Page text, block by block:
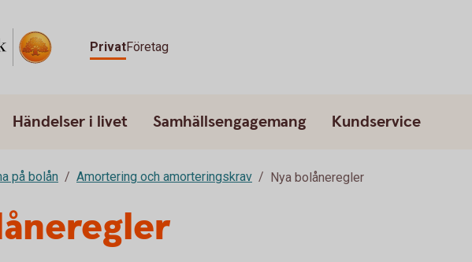
PrivatFöretag
Händelser i livet Samhällsengagemang Kundservice
på bolån Amortering och amorteringskrav Nya bolåneregler